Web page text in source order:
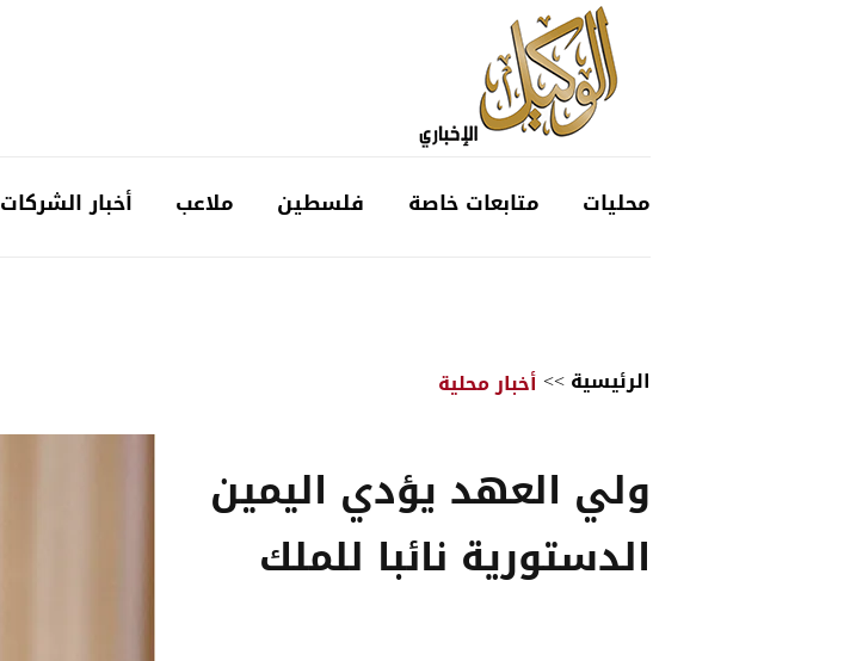
محليات متابعات خاصة فلسطين ملاعب أخبار الشركات
الرئيسية>>أخبار محلية
ولي العهد يؤدي اليمين
الدستورية نائبا للملك